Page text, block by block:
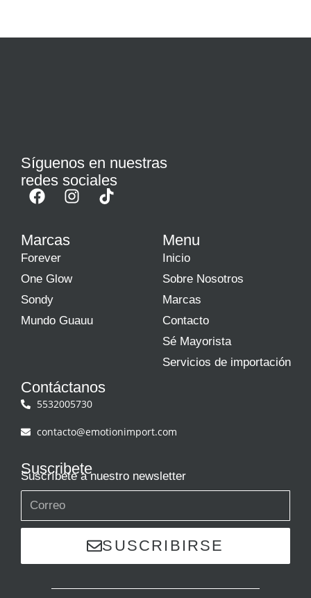
Síguenos en nuestras
redes sociales
Marcas
Forever
One Glow
Sondy
Mundo Guauu
Menu
Inicio
Sobre Nosotros
Marcas
Contacto
Sé Mayorista
Servicios de importación
Contáctanos
5532005730
contacto@emotionimport.com
Suscribete
Suscríbete a nuestro newsletter
SUSCRIBIRSE